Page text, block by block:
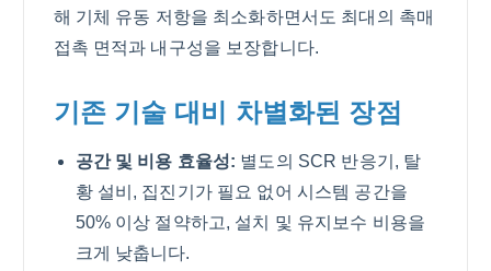
해 기체 유동 저항을 최소화하면서도 최대의 촉매
접촉 면적과 내구성을 보장합니다.
기존 기술 대비 차별화된 장점
공간 및 비용 효율성: 별도의 SCR 반응기, 탈
황 설비, 집진기가 필요 없어 시스템 공간을
50% 이상 절약하고, 설치 및 유지보수 비용을
크게 낮춥니다.